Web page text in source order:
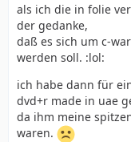
als ich die in folie
der gedanke,
daß es sich um c-
werden soll. :lol:
ich habe dann für
dvd+r made in uae
da ihm meine
waren.